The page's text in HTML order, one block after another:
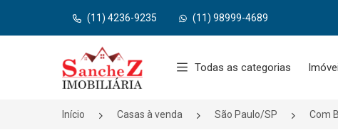
(11) 4236-9235 (11) 98999-4689
Página inicial
Todas as categorias
Início Casas à venda São Paulo/SP Com